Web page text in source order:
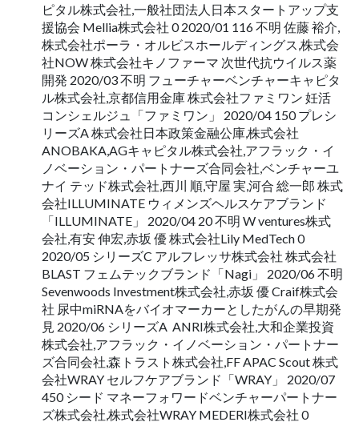
ピタル株式会社,一般社団法人日本スタートアップ支
援協会 Mellia株式会社 0 2020/01 116 不明 佐藤 裕介,
株式会社ポーラ・オルビスホールディングス,株式会
社NOW 株式会社キノファーマ 次世代抗ウイルス薬
開発 2020/03 不明 フューチャーベンチャーキャピタ
ル株式会社,京都信用金庫 株式会社ファミワン 妊活
コンシェルジュ「ファミワン」 2020/04 150 プレシ
リーズA 株式会社日本政策金融公庫,株式会社
ANOBAKA,AGキャピタル株式会社,アフラック・イ
ノベーション・パートナーズ合同会社,ベンチャーユ
ナイ テッド株式会社,西川 順,守屋 実,河合 総一郎 株式
会社ILLUMINATE ウィメンズヘルスケアブランド
「ILLUMINATE」 2020/04 20 不明 W ventures株式
会社,有安 伸宏,赤坂 優 株式会社Lily MedTech 0
2020/05 シリーズC アルフレッサ株式会社 株式会社
BLAST フェムテックブランド「Nagi」 2020/06 不明
Sevenwoods Investment株式会社,赤坂 優 Craif株式会
社 尿中miRNAをバイオマーカーとしたがんの早期発
見 2020/06 シリーズA ​ ANRI株式会社,大和企業投資
株式会社,アフラック・イノベーション・パートナー
ズ合同会社,森トラスト株式会社,FF APAC Scout 株式
会社WRAY セルフケアブランド「WRAY」 2020/07
450 シード マネーフォワードベンチャーパートナー
ズ株式会社,株式会社WRAY MEDERI株式会社 0